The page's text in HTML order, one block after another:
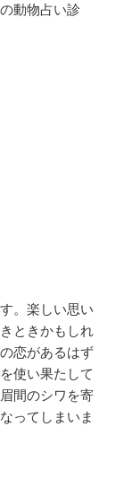
動物占い診
。楽しい思い
ときかもしれ
恋があるはず
使い果たして
間のシワを寄
ってしまいま